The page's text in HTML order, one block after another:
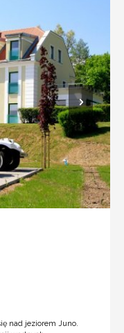
nad jeziorem Juno.